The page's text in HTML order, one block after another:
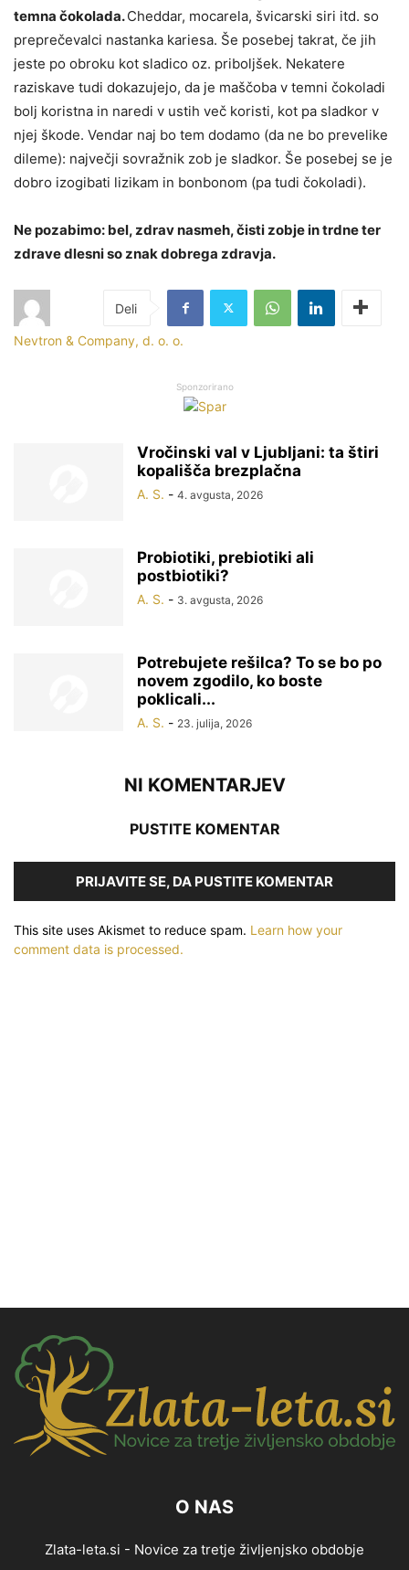
temna čokolada.Cheddar, mocarela, švicarski siri itd. so
preprečevalci nastanka kariesa. Še posebej takrat, če jih
jeste po obroku kot sladico oz. priboljšek. Nekatere
raziskave tudi dokazujejo, da je maščoba v temni čokoladi
bolj koristna in naredi v ustih več koristi, kot pa sladkor v
njej škode. Vendar naj bo tem dodamo (da ne bo prevelike
dileme): največji sovražnik zob je sladkor. Še posebej se je
dobro izogibati lizikam in bonbonom (pa tudi čokoladi).
Ne pozabimo: bel, zdrav nasmeh, čisti zobje in trdne ter
zdrave dlesni so znak dobrega zdravja.
Nevtron & Company, d. o. o.
Sponzorirano
Vročinski val v Ljubljani: ta štiri
kopališča brezplačna
A. S. - 4. avgusta, 2026
Probiotiki, prebiotiki ali
postbiotiki?
A. S. - 3. avgusta, 2026
Potrebujete rešilca? To se bo po
novem zgodilo, ko boste
poklicali...
A. S. - 23. julija, 2026
NI KOMENTARJEV
PUSTITE KOMENTAR
PRIJAVITE SE, DA PUSTITE KOMENTAR
This site uses Akismet to reduce spam. Learn how your
comment data is processed.
O NAS
Zlata-leta.si - Novice za tretje življenjsko obdobje